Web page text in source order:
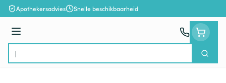
Ga naar de inhoud
Apothekersadvies Snelle beschikbaarheid
Menu
Product, merk, categorie...
Zoek